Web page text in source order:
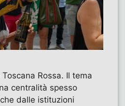
Rossa. Il tema
centralità spesso
dalle istituzioni​